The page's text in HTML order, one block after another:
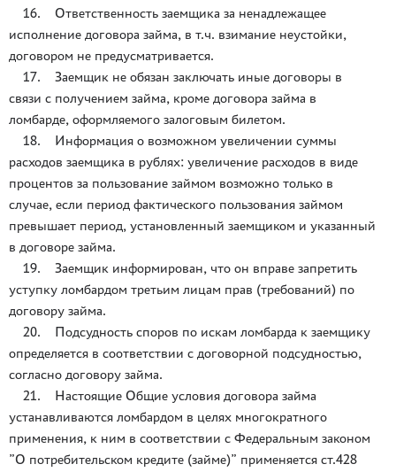
16. Ответственность заемщика за ненадлежащее
исполнение договора займа, в т.ч. взимание неустойки,
договором не предусматривается.
17. Заемщик не обязан заключать иные договоры в
связи с получением займа, кроме договора займа в
ломбарде, оформляемого залоговым билетом.
18. Информация о возможном увеличении суммы
расходов заемщика в рублях: увеличение расходов в виде
процентов за пользование займом возможно только в
случае, если период фактического пользования займом
превышает период, установленный заемщиком и указанный
в договоре займа.
19. Заемщик информирован, что он вправе запретить
уступку ломбардом третьим лицам прав (требований) по
договору займа.
20. Подсудность споров по искам ломбарда к заемщику
определяется в соответствии с договорной подсудностью,
согласно договору займа.
21. Настоящие Общие условия договора займа
устанавливаются ломбардом в целях многократного
применения, к ним в соответствии с Федеральным законом
”О потребительском кредите (займе)” применяется ст.428